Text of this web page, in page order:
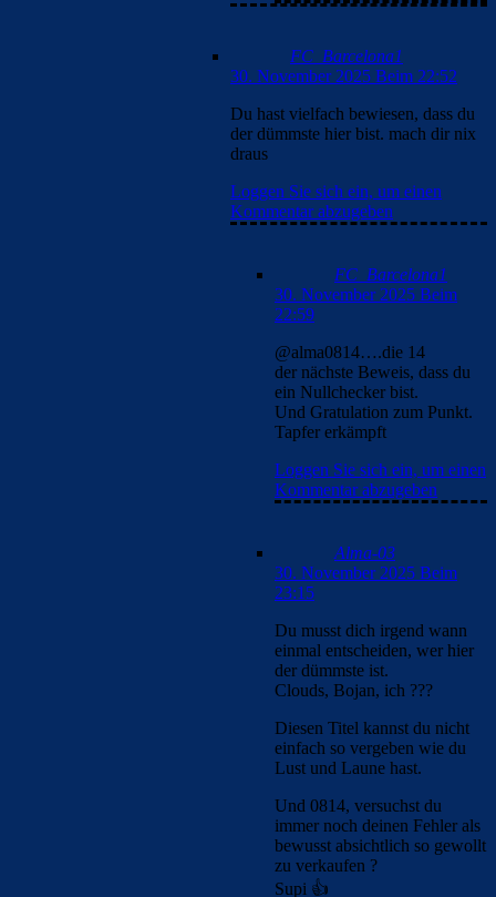
Du musst dich irgend wann
der dümmste ist.
Clouds, Bojan, ich ???
Diesen Titel kannst du nicht
einfach so vergeben wie du
Und 0814, versuchst du
immer noch deinen Fehler als
bewusst absichtlich so gewollt
Loggen Sie sich ein, um einen
Bojan
30. November 2025
Beim 23:18
fun fact: er hat vor
dass ich der dümmste
bin, weil ich zitiere: du
hihi der kleine ist echt
wie du jetzt vlt nach
dem 1-1 vs girona,
einfach hierher
kommen und sich die
kurz durchlesen, dann
haste direkt wieder ein
lächeln im gesicht
Loggen Sie sich ein,
um einen Kommentar
abzugeben
Alma-03